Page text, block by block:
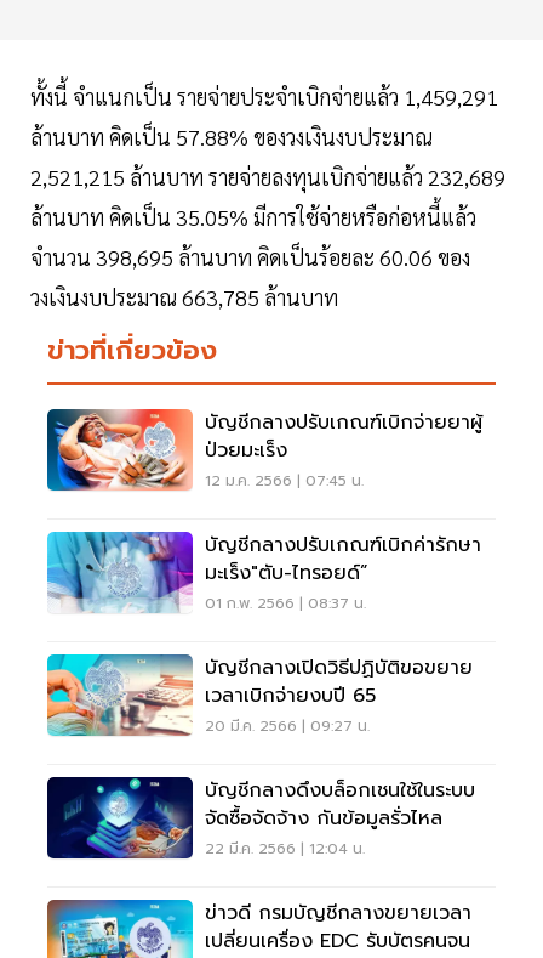
ทั้งนี้ จำแนกเป็น รายจ่ายประจำเบิกจ่ายแล้ว 1,459,291
ล้านบาท คิดเป็น 57.88% ของวงเงินงบประมาณ
2,521,215 ล้านบาท รายจ่ายลงทุนเบิกจ่ายแล้ว 232,689
ล้านบาท คิดเป็น 35.05% มีการใช้จ่ายหรือก่อหนี้แล้ว
จำนวน 398,695 ล้านบาท คิดเป็นร้อยละ 60.06 ของ
วงเงินงบประมาณ 663,785 ล้านบาท
ข่าวที่เกี่ยวข้อง
บัญชีกลางปรับเกณฑ์เบิกจ่ายยาผู้
ป่วยมะเร็ง
12 ม.ค. 2566 | 07:45 น.
บัญชีกลางปรับเกณฑ์เบิกค่ารักษา
มะเร็ง"ตับ-ไทรอยด์”
01 ก.พ. 2566 | 08:37 น.
บัญชีกลางเปิดวิธีปฏิบัติขอขยาย
เวลาเบิกจ่ายงบปี 65
20 มี.ค. 2566 | 09:27 น.
บัญชีกลางดึงบล็อกเชนใช้ในระบบ
จัดซื้อจัดจ้าง กันข้อมูลรั่วไหล
22 มี.ค. 2566 | 12:04 น.
ข่าวดี กรมบัญชีกลางขยายเวลา
เปลี่ยนเครื่อง EDC รับบัตรคนจน